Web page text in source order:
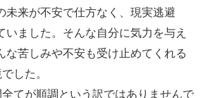
未来が不安で仕方なく、現実逃避
いました。そんな自分に気力を与え
な苦しみや不安も受け止めてくれる
した。
てが順調という訳ではありませんで